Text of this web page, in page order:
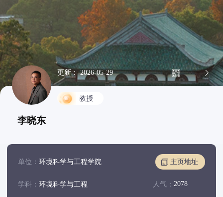
李晓东
更新： 2026-05-29
教授
单位： 环境科学与工程学院 主页地址
学科： 环境科学与工程 人气：2078